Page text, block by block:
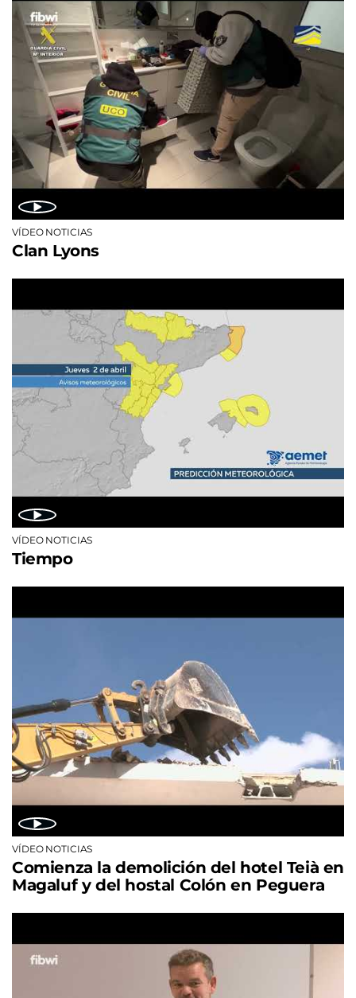
VÍDEO NOTICIAS
Clan Lyons
VÍDEO NOTICIAS
Tiempo
VÍDEO NOTICIAS
Comienza la demolición del hotel Teià en
Magaluf y del hostal Colón en Peguera